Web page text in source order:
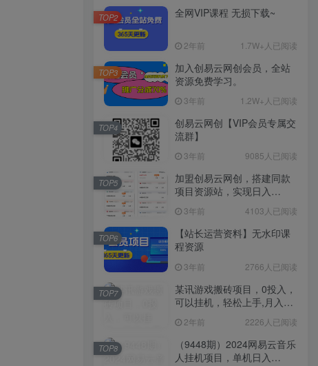
全网VIP课程 无损下载~
2年前 1.7W+人已阅读
TOP2
加入创易云网创会员，全站
资源免费学习。
3年前 1.2W+人已阅读
TOP3
创易云网创【VIP会员专属交
流群】
3年前 9085人已阅读
TOP4
加盟创易云网创，搭建同款
项目资源站，实现日入
3年前 4103人已阅读
TOP5
【站长运营资料】无水印课
程资源
3年前 2766人已阅读
TOP6
某讯游戏搬砖项目，0投入，
可以挂机，轻松上手,月入
2年前 2226人已阅读
TOP7
（9448期）2024网易云音乐
人挂机项目，单机日入
TOP8